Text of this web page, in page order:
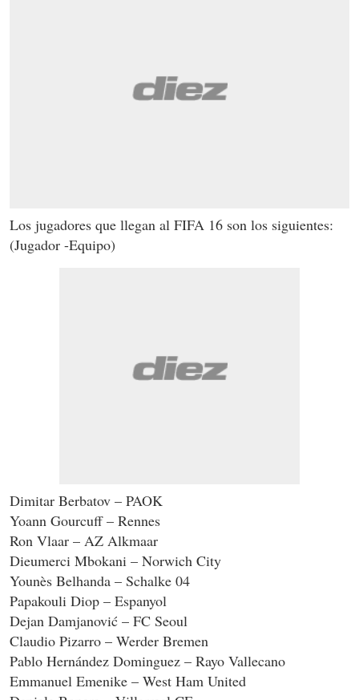
Los jugadores que llegan al FIFA 16 son los siguientes:
(Jugador -Equipo)
Dimitar Berbatov – PAOK
Yoann Gourcuff – Rennes
Ron Vlaar – AZ Alkmaar
Dieumerci Mbokani – Norwich City
Younès Belhanda – Schalke 04
Papakouli Diop – Espanyol
Dejan Damjanović – FC Seoul
Claudio Pizarro – Werder Bremen
Pablo Hernández Dominguez – Rayo Vallecano
Emmanuel Emenike – West Ham United